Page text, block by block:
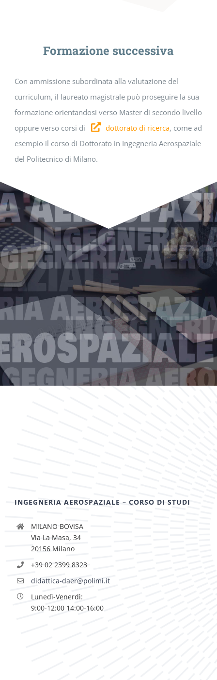
Formazione successiva
Con ammissione subordinata alla valutazione del
curriculum, il laureato magistrale può proseguire la sua
formazione orientandosi verso Master di secondo livello
oppure verso corsi di
dottorato di ricerca, come ad
esempio il corso di Dottorato in Ingegneria Aerospaziale
del Politecnico di Milano.
INGEGNERIA AEROSPAZIALE – CORSO DI STUDI
MILANO BOVISA
Via La Masa, 34
20156 Milano
+39 02 2399 8323
didattica-daer@polimi.it
Lunedì-Venerdì:
9:00-12:00 14:00-16:00